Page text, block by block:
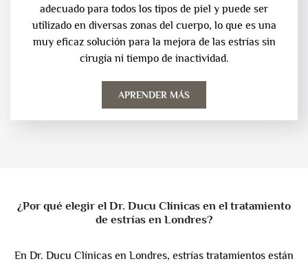
adecuado para todos los tipos de piel y puede ser
utilizado en diversas zonas del cuerpo, lo que es una
muy eficaz solución para la mejora de las estrías sin
cirugía ni tiempo de inactividad.
APRENDER MÁS
¿Por qué elegir el Dr. Ducu Clínicas en el tratamiento
de estrías en Londres?
En Dr. Ducu Clínicas en Londres, estrías tratamientos están